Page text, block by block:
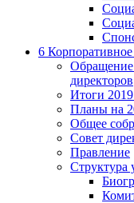
6
Обращение
директоров
Итоги 2019
Планы на
Общее
Совет
Правление
Структура